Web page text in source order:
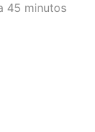
45 minutos